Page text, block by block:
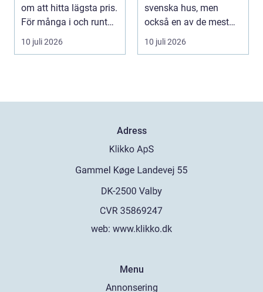
om att hitta lägsta pris.
För många i och runt
Helsingb...
10 juli 2026
svenska hus, men
också en av de mest
uts...
10 juli 2026
Adress
web: www.klikko.dk
Menu
Annonsering